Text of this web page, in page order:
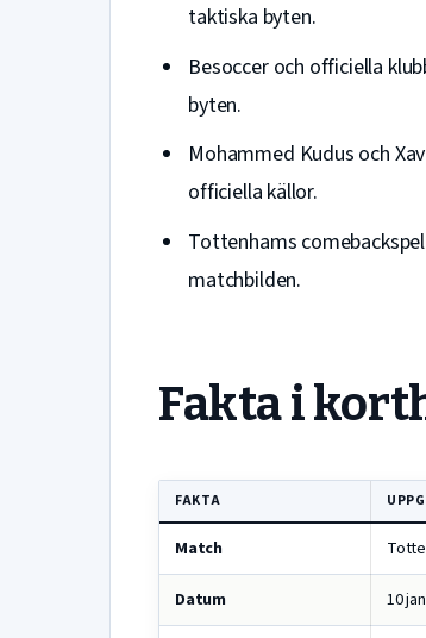
taktiska byten.
Besoccer och officiella
byten.
Mohammed Kudus och
officiella källor.
Tottenhams
matchbilden.
Fakta i
FAKTA
Match
Datum 10